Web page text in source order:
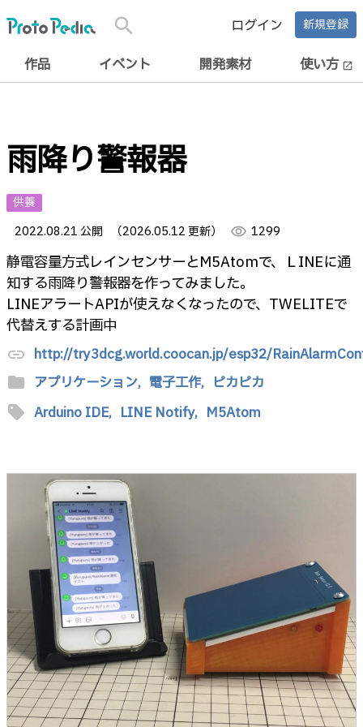
search ログイン 新規登録
作品 イベント 開発素材 使い方 open_in_new
雨降り警報器
供養
2022.08.21 公開
（2026.05.12 更新） visibility 1299
静電容量方式レインセンサーとM5Atomで、ＬINEに通
知する雨降り警報器を作ってみました。
LINEアラートAPIが使えなくなったので、TWELITEで
代替えする計画中
link http://try3dcg.world.coocan.jp/esp32/
folder アプリケーション, 電子工作, ピカピカ
sell Arduino IDE, LINE Notify, M5Atom